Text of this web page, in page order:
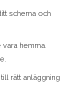
schema och
hemma.
rätt anläggning